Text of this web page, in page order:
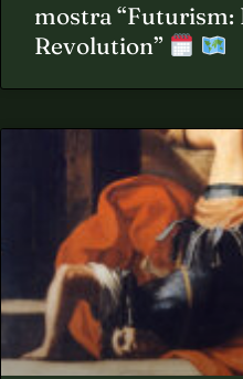
mostra “Futurism:
Revolution”